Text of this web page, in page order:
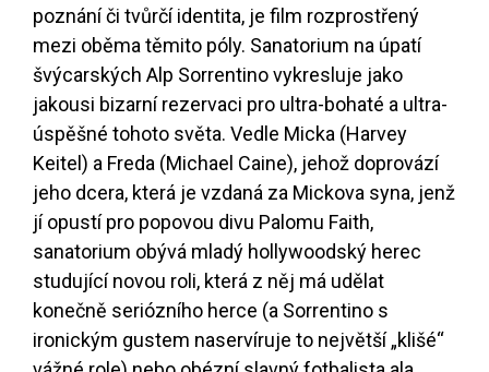
poznání či tvůrčí identita, je film rozprostřený
mezi oběma těmito póly. Sanatorium na úpatí
švýcarských Alp Sorrentino vykresluje jako
jakousi bizarní rezervaci pro ultra-bohaté a ultra-
úspěšné tohoto světa. Vedle Micka (Harvey
Keitel) a Freda (Michael Caine), jehož doprovází
jeho dcera, která je vzdaná za Mickova syna, jenž
jí opustí pro popovou divu Palomu Faith,
sanatorium obývá mladý hollywoodský herec
studující novou roli, která z něj má udělat
konečně seriózního herce (a Sorrentino s
ironickým gustem naservíruje to největší „klišé“